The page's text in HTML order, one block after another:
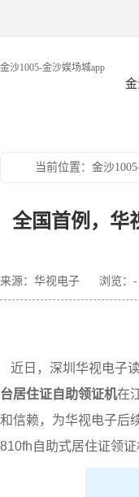
金沙1005-金沙娱场城app
当前位置 ： 金沙
全国首例，华
来源：华视电子 浏览： -
近日，深圳华视电子
台居住证自助领证机在
和信赖 ， 为华视电子后
810fh自助式居住证领